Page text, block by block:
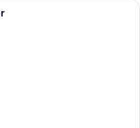
Double atau Twin Superior |